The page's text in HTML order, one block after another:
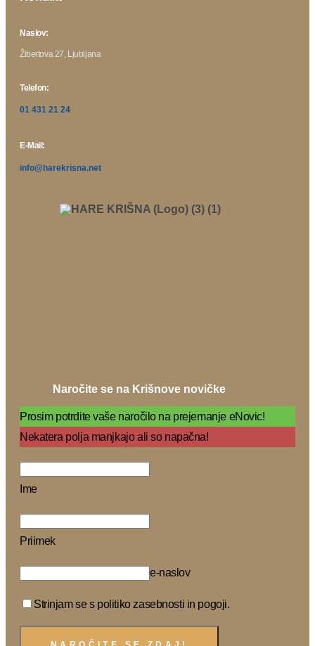
Naslov:
Žibertova 27, Ljubljana
Telefon:
01 431 21 24
E-Mail:
info@harekrisna.net
Naročite se na Krišnove novičke
Prosim potrdite vaše naročilo na prejemanje eNovic!
Nekatera polja manjkajo ali so napačna!
Ime
Priimek
e-naslov
Strinjam se s politiko zasebnosti in pogoji.